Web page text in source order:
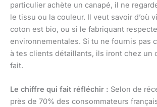
particulier achète un canapé, il ne
le tissu ou la couleur. Il veut savoir d’où
coton est bio, ou si le fabriquant
environnementales. Si tu ne fournis pas
à tes clients détaillants, ils iront chez un
fait.
Le chiffre qui fait réfléchir : Selon de
près de 70% des consommateurs